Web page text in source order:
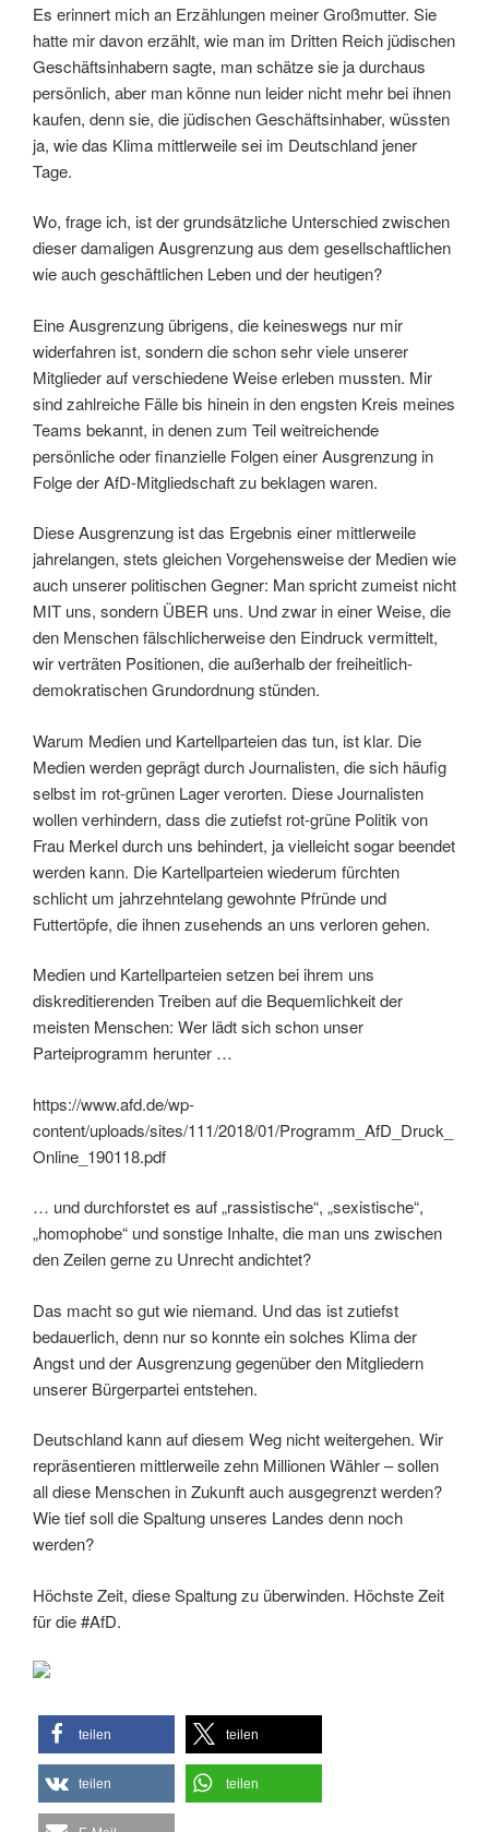
Es erinnert mich an Erzählungen meiner Großmutter. Sie
hatte mir davon erzählt, wie man im Dritten Reich jüdischen
Geschäftsinhabern sagte, man schätze sie ja durchaus
persönlich, aber man könne nun leider nicht mehr bei ihnen
kaufen, denn sie, die jüdischen Geschäftsinhaber, wüssten
ja, wie das Klima mittlerweile sei im Deutschland jener
Tage.
Wo, frage ich, ist der grundsätzliche Unterschied zwischen
dieser damaligen Ausgrenzung aus dem gesellschaftlichen
wie auch geschäftlichen Leben und der heutigen?
Eine Ausgrenzung übrigens, die keineswegs nur mir
widerfahren ist, sondern die schon sehr viele unserer
Mitglieder auf verschiedene Weise erleben mussten. Mir
sind zahlreiche Fälle bis hinein in den engsten Kreis meines
Teams bekannt, in denen zum Teil weitreichende
persönliche oder finanzielle Folgen einer Ausgrenzung in
Folge der AfD-Mitgliedschaft zu beklagen waren.
Diese Ausgrenzung ist das Ergebnis einer mittlerweile
jahrelangen, stets gleichen Vorgehensweise der Medien wie
auch unserer politischen Gegner: Man spricht zumeist nicht
MIT uns, sondern ÜBER uns. Und zwar in einer Weise, die
den Menschen fälschlicherweise den Eindruck vermittelt,
wir verträten Positionen, die außerhalb der freiheitlich-
demokratischen Grundordnung stünden.
Warum Medien und Kartellparteien das tun, ist klar. Die
Medien werden geprägt durch Journalisten, die sich häufig
selbst im rot-grünen Lager verorten. Diese Journalisten
wollen verhindern, dass die zutiefst rot-grüne Politik von
Frau Merkel durch uns behindert, ja vielleicht sogar beendet
werden kann. Die Kartellparteien wiederum fürchten
schlicht um jahrzehntelang gewohnte Pfründe und
Futtertöpfe, die ihnen zusehends an uns verloren gehen.
Medien und Kartellparteien setzen bei ihrem uns
diskreditierenden Treiben auf die Bequemlichkeit der
meisten Menschen: Wer lädt sich schon unser
Parteiprogramm herunter …
https://www.afd.de/wp-
content/uploads/sites/111/2018/01/Programm_AfD_Druck_
Online_190118.pdf
… und durchforstet es auf „rassistische“, „sexistische“,
„homophobe“ und sonstige Inhalte, die man uns zwischen
den Zeilen gerne zu Unrecht andichtet?
Das macht so gut wie niemand. Und das ist zutiefst
bedauerlich, denn nur so konnte ein solches Klima der
Angst und der Ausgrenzung gegenüber den Mitgliedern
unserer Bürgerpartei entstehen.
Deutschland kann auf diesem Weg nicht weitergehen. Wir
repräsentieren mittlerweile zehn Millionen Wähler – sollen
all diese Menschen in Zukunft auch ausgegrenzt werden?
Wie tief soll die Spaltung unseres Landes denn noch
werden?
Höchste Zeit, diese Spaltung zu überwinden. Höchste Zeit
für die #AfD.
teilen teilen
teilen teilen